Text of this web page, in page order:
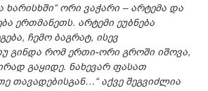
ორი ვაჭარი – არტემა და
ერთმანეთს. არტემი ეუბნება
ჩემო ბაგრატ, ისევ
გინდა რომ ერთი-ორი გროში იშოვა,
გაყიდე. ნახევარ ფასათ
თავადებისგან…“ აქვე შეგვიძლია